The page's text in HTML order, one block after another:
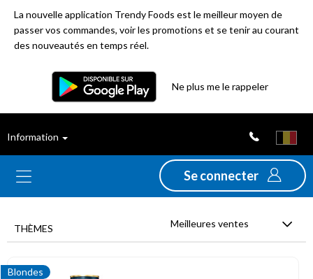
La nouvelle application Trendy Foods est le meilleur moyen de
passer vos commandes, voir les promotions et se tenir au courant
des nouveautés en temps réel.
Ne plus me le rappeler
Information
Se connecter
ventes
Nouveautés
Promotions
Déstockage
THÈMES Meilleures ventes
Blondes